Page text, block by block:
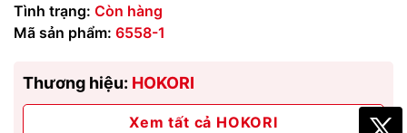
Tình trạng: Còn hàng
Mã sản phẩm: 6558-1
Thương hiệu: HOKORI
Xem tất cả HOKORI